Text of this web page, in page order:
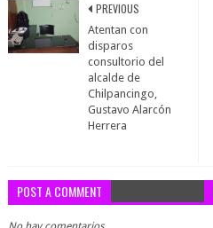
PREVIOUS
Atentan con
disparos
consultorio del
alcalde de
Chilpancingo,
Gustavo Alarcón
Herrera
POST A COMMENT